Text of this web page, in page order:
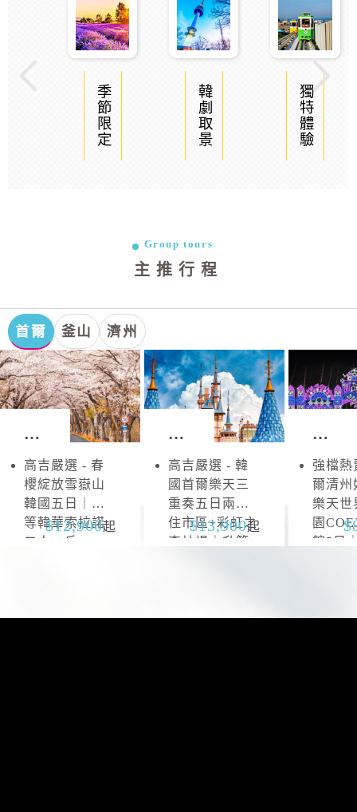
季節限定 韓劇取景 獨特體驗
Group tours
主推行程
首爾 釜山 濟州
首
雪
嶽
山
高吉嚴選 - 春
櫻綻放雪嶽山
韓國五日｜升
等韓華索拉諾
二人一戶
12,900起
首
抱
川
高吉嚴選 - 韓
國首爾樂天三
重奏五日兩晚
住市區+彩虹之
森片場｜升等
13,900起
首
強檔熱
爾清州
樂天世
園
館5日